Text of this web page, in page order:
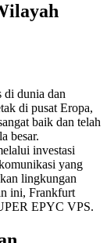
di dunia dan
di pusat Eropa,
baik dan telah
besar.
investasi
yang
lingkungan
ini, Frankfurt
EPYC VPS.